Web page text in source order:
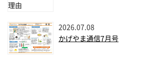
2026.07.08
かげやま通信7月号